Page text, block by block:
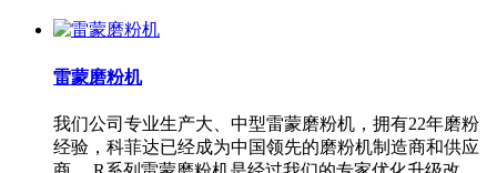
雷蒙磨粉机
我们公司专业生产大、中型雷蒙磨粉机，拥有22年磨粉
经验，科菲达已经成为中国领先的磨粉机制造商和供应